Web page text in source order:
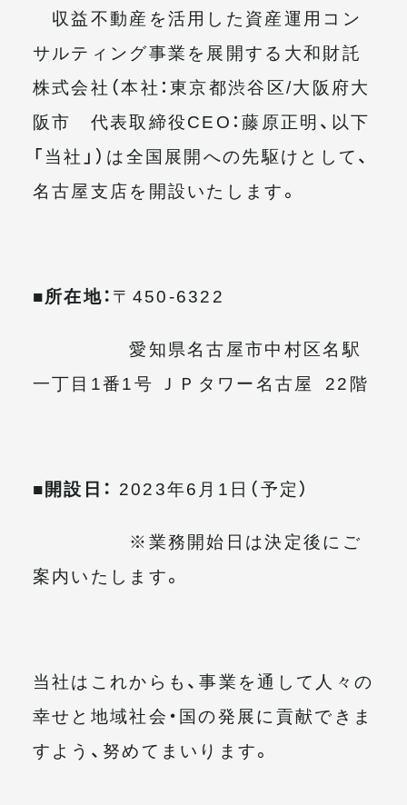
収益不動産を活用した資産運用コン
サルティング事業を展開する大和財託
株式会社（本社：東京都渋谷区/大阪府大
阪市 代表取締役CEO：藤原正明、以下
「当社」）は全国展開への先駆けとして、
名古屋支店を開設いたします。
■所在地：〒450-6322
愛知県名古屋市中村区名駅
一丁目1番1号 ＪＰタワー名古屋 22階
■開設日： 2023年6月1日（予定）
※業務開始日は決定後にご
案内いたします。
当社はこれからも、事業を通して人々の
幸せと地域社会・国の発展に貢献できま
すよう、努めてまいります。